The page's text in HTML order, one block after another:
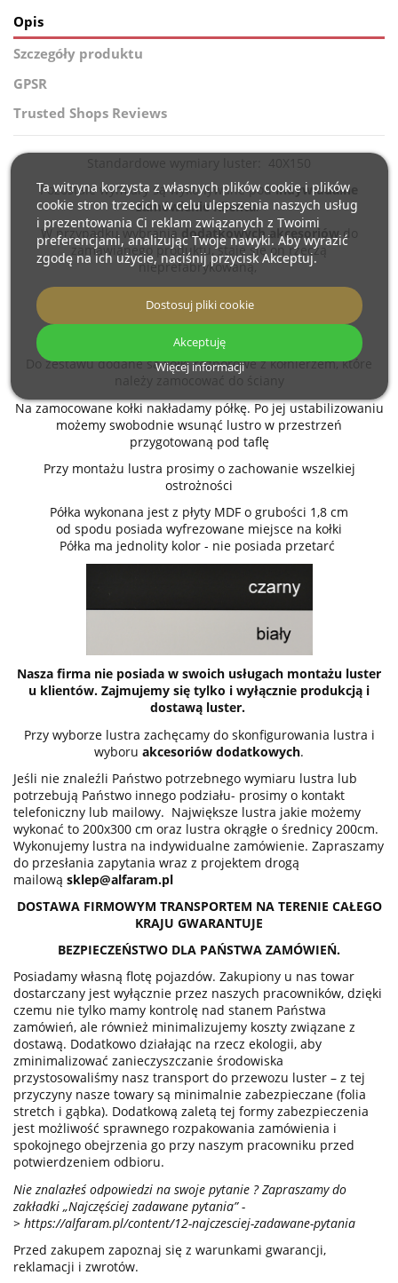
Opis
Szczegóły produktu
GPSR
Trusted Shops Reviews
Standardowe wymiary luster: 40X150
Pozostałe wymiary są wykonywane podindywidualne
zamówienie Klienta.
W przypadku wybraniadodatkowych akcesoriówdo
zamawianego produktu, staje się on rzeczą
nieprefabrykowaną,
wyprodukowaną według indywidualnej specyfikacji
Konsumenta
Produkty te nie podlegają zwrotom ani wymianie.
Do zestawu dodane są kołki rozporowe z kołnierzem, które
należy zamocować do ściany
Na zamocowane kołki nakładamy półkę. Po jej ustabilizowaniu
możemy swobodnie wsunąć lustro w przestrzeń
przygotowaną pod taflę
Przy montażu lustra prosimy o zachowanie wszelkiej
ostrożności
Półka wykonana jest z płyty MDF o grubości 1,8 cm
od spodu posiada wyfrezowane miejsce na kołki
Półka ma jednolity kolor - nie posiada przetarć
Nasza firma nie posiada w swoich usługach montażu luster
u klientów. Zajmujemy się tylko i wyłącznie produkcją i
dostawą luster.
Przy wyborze lustra zachęcamy do skonfigurowania lustra i
wyboru akcesoriów dodatkowych.
Jeśli nie znaleźli Państwo potrzebnego wymiaru lustra lub
potrzebują Państwo innego podziału- prosimy o kontakt
telefoniczny lub mailowy. Największe lustra jakie możemy
wykonać to 200x300 cm oraz lustra okrągłe o średnicy 200cm.
Wykonujemy lustra na indywidualne zamówienie. Zapraszamy
do przesłania zapytania wraz z projektem drogą
mailową sklep@alfaram.pl
DOSTAWA FIRMOWYM TRANSPORTEM NA TERENIE CAŁEGO
KRAJU GWARANTUJE
BEZPIECZEŃSTWO DLA PAŃSTWA ZAMÓWIEŃ.
Posiadamy własną flotę pojazdów. Zakupiony u nas towar
dostarczany jest wyłącznie przez naszych pracowników, dzięki
czemu nie tylko mamy kontrolę nad stanem Państwa
zamówień, ale również minimalizujemy koszty związane z
dostawą. Dodatkowo działając na rzecz ekologii, aby
zminimalizować zanieczyszczanie środowiska
przystosowaliśmy nasz transport do przewozu luster – z tej
przyczyny nasze towary są minimalnie zabezpieczane (folia
stretch i gąbka). Dodatkową zaletą tej formy zabezpieczenia
jest możliwość sprawnego rozpakowania zamówienia i
spokojnego obejrzenia go przy naszym pracowniku przed
potwierdzeniem odbioru.
Nie znalazłeś odpowiedzi na swoje pytanie ? Zapraszamy do
zakładki „Najczęściej zadawane pytania” -
> https://alfaram.pl/content/12-najczesciej-zadawane-pytania
Przed zakupem zapoznaj się z warunkami gwarancji,
reklamacji i zwrotów.
Ta witryna korzysta z własnych plików cookie i plików
cookie stron trzecich w celu ulepszenia naszych usług
i prezentowania Ci reklam związanych z Twoimi
preferencjami, analizując Twoje nawyki. Aby wyrazić
zgodę na ich użycie, naciśnij przycisk Akceptuj.
Więcej informacji
Dostosuj pliki cookie
Akceptuję